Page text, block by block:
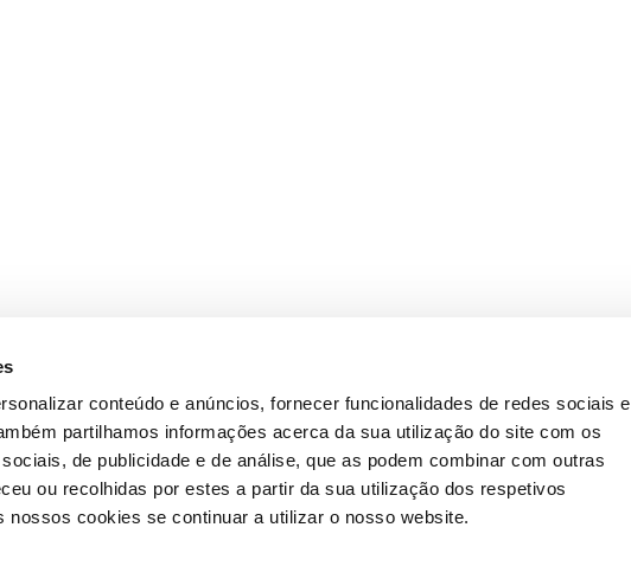
conteúdo e anúncios, fornecer funcionalidades de redes sociais e
partilhamos informações acerca da sua utilização do site com os
de publicidade e de análise, que as podem combinar com outras
ou recolhidas por estes a partir da sua utilização dos respetivos
nossos cookies se continuar a utilizar o nosso website.